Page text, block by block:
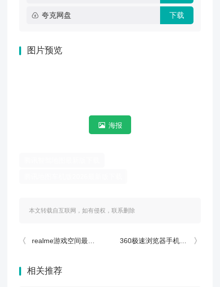
夸克网盘 下载
图片预览
海报
本文转载自互联网，如有侵权，联系删除
realme游戏空间最新版 v10.31.4 360极速浏览器手机版 v3.5.5.250
相关推荐